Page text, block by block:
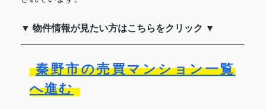
▼ 物件情報が見たい方はこちらをクリック ▼
秦野市の売買マンション一覧
へ進む